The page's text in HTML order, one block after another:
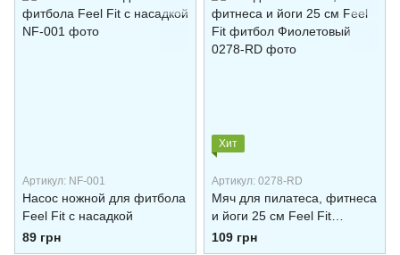
Артикул: NF-001
Насос ножной для фитбола
Feel Fit с насадкой
89 грн
Хит
Артикул: 0278-RD
Мяч для пилатеса, фитнеса
и йоги 25 см Feel Fit
фитбол Фиолетовый
109 грн